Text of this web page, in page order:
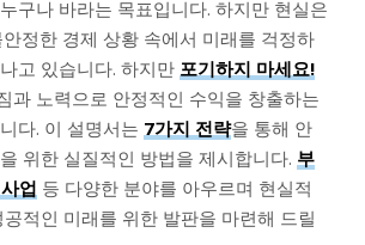
구나 바라는 목표입니다. 하지만 현실은
정한 경제 상황 속에서 미래를 걱정하
고 있습니다. 하지만 포기하지 마세요!
과 노력으로 안정적인 수익을 창출하는
다. 이 설명서는 7가지 전략을 통해 안
위한 실질적인 방법을 제시합니다. 부
업 등 다양한 분야를 아우르며 현실적
적인 미래를 위한 발판을 마련해 드릴